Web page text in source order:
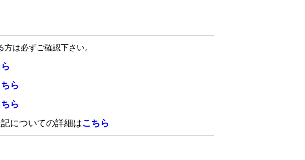
は必ずご確認下さい。
ら
ら
についての詳細はこちら